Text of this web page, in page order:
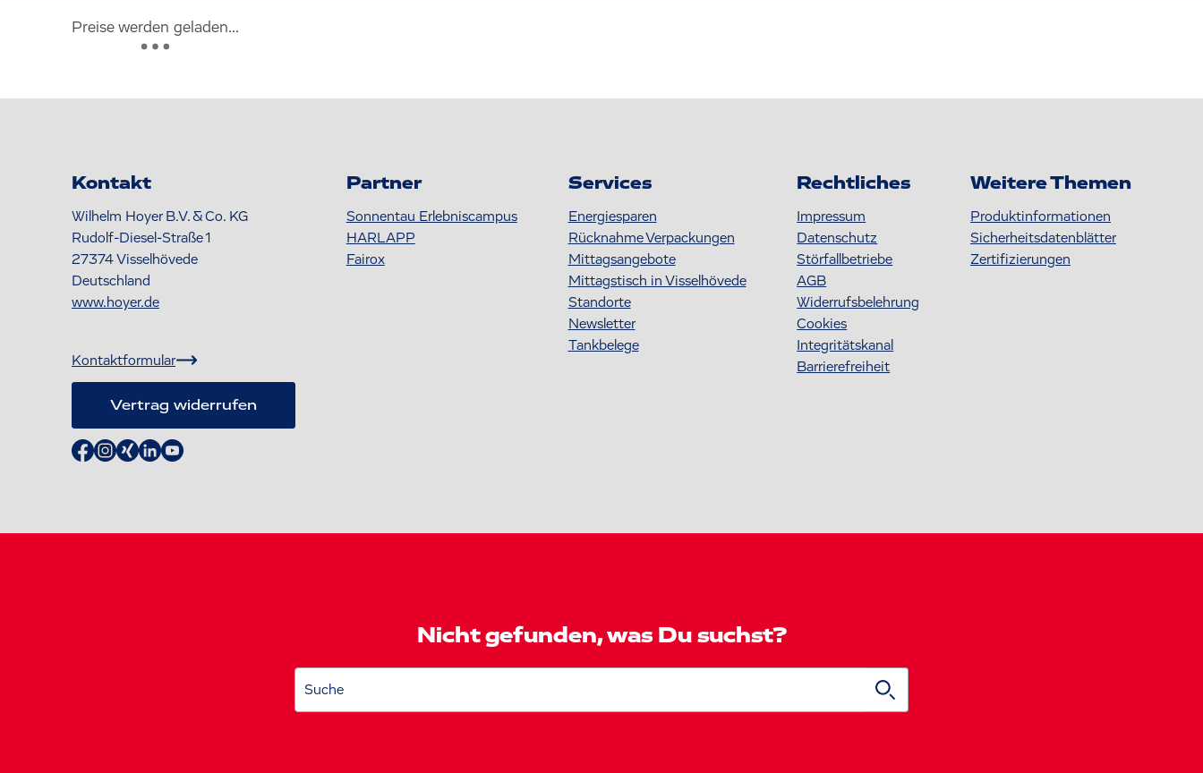
Preise werden geladen...
Kontakt
Wilhelm Hoyer B.V. & Co. KG
Rudolf-Diesel-Straße 1
27374Visselhövede
Deutschland
www.hoyer.de
Kontaktformular
Vertrag widerrufen
Partner
Sonnentau Erlebniscampus
HARLAPP
Fairox
Services
Energiesparen
Rücknahme Verpackungen
Mittagsangebote
Mittagstisch in Visselhövede
Standorte
Newsletter
Tankbelege
Rechtliches
Impressum
Datenschutz
Störfallbetriebe
AGB
Widerrufsbelehrung
Cookies
Integritätskanal
Barrierefreiheit
Weitere Themen
Produktinformationen
S icherheitsdatenblätter
Zertifizierungen
Nicht gefunden, was Du suchst?
Suche